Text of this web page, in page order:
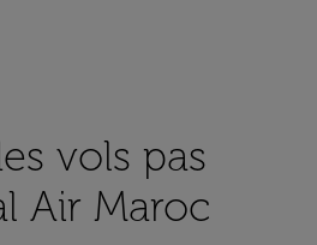
vols pas
Air Maroc